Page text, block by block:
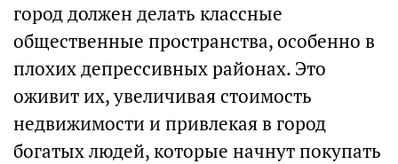
город должен делать классные
общественные пространства, особенно в
плохих депрессивных районах. Это
оживит их, увеличивая стоимость
недвижимости и привлекая в город
богатых людей, которые начнут покупать